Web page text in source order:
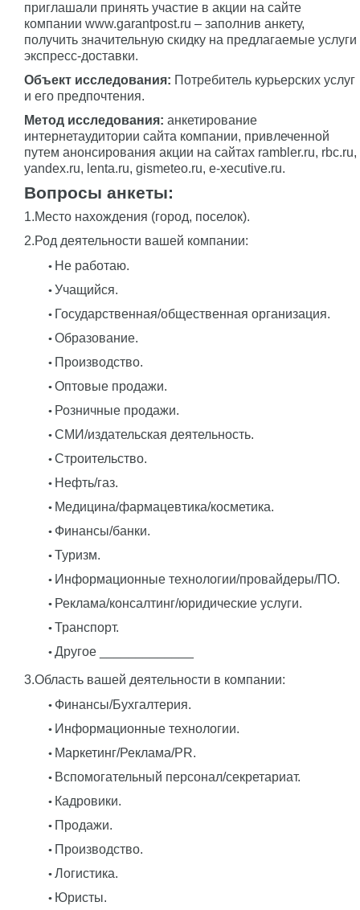
приглашали принять участие в акции на сайте
компании www.garantpost.ru – заполнив анкету,
получить значительную скидку на предлагаемые услуги
экспресс-доставки.
Объект исследования: Потребитель курьерских услуг
и его предпочтения.
Метод исследования: анкетирование
интернетаудитории сайта компании, привлеченной
путем анонсирования акции на сайтах rambler.ru, rbc.ru,
yandex.ru, lenta.ru, gismeteo.ru, e-xecutive.ru.
Вопросы анкеты:
1.Место нахождения (город, поселок).
2.Род деятельности вашей компании:
Не работаю.
Учащийся.
Государственная/общественная организация.
Образование.
Производство.
Оптовые продажи.
Розничные продажи.
СМИ/издательская деятельность.
Строительство.
Нефть/газ.
Медицина/фармацевтика/косметика.
Финансы/банки.
Туризм.
Информационные технологии/провайдеры/ПО.
Реклама/консалтинг/юридические услуги.
Транспорт.
Другое _____________
3.Область вашей деятельности в компании:
Финансы/Бухгалтерия.
Информационные технологии.
Маркетинг/Реклама/PR.
Вспомогательный персонал/секретариат.
Кадровики.
Продажи.
Производство.
Логистика.
Юристы.